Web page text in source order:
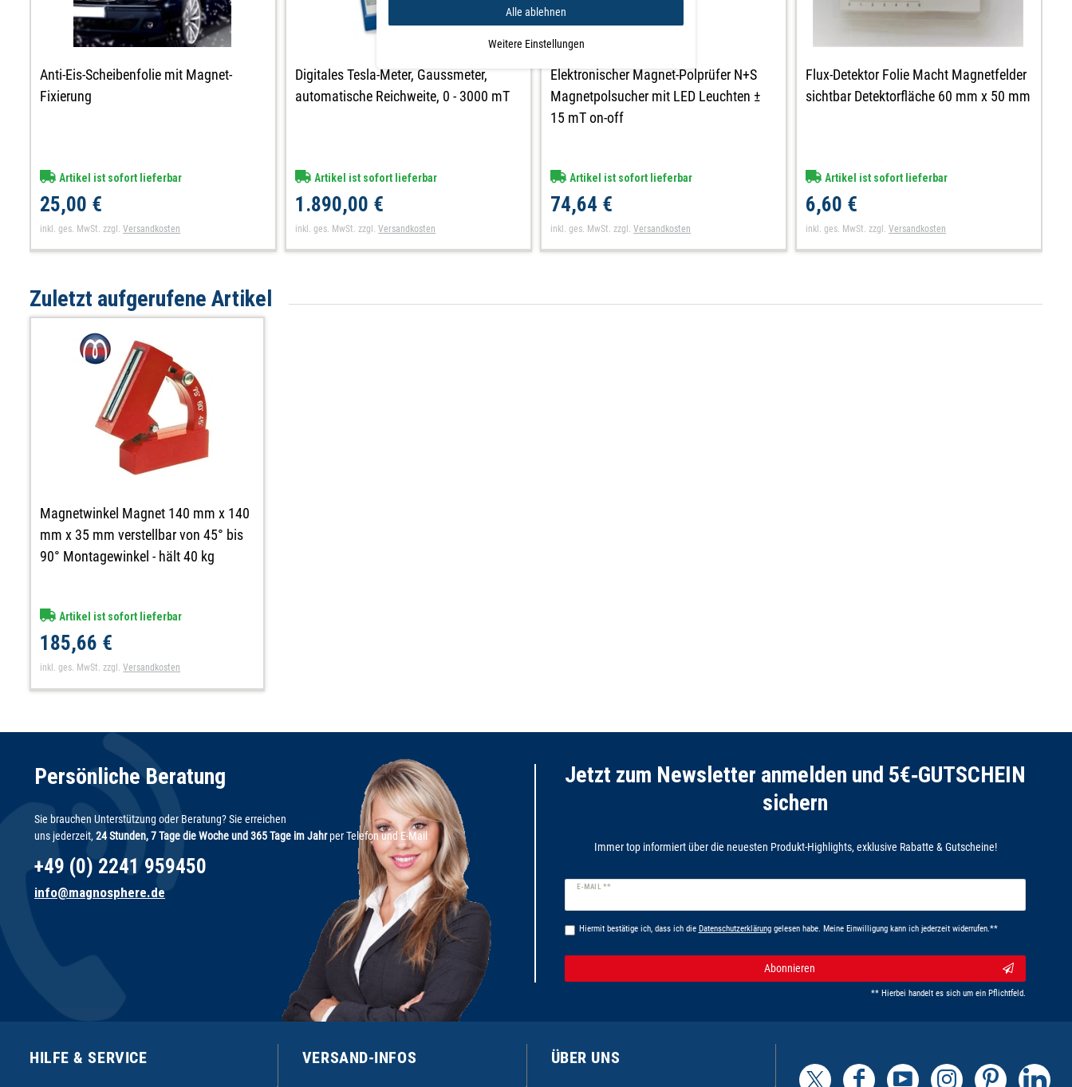
Anti-Eis-Scheibenfolie mit Magnet-
Fixierung
Artikel ist sofort lieferbar
25,00 €
inkl. ges. MwSt. zzgl.Versandkosten
Digitales Tesla-Meter, Gaussmeter,
automatische Reichweite, 0 - 3000 mT
Artikel ist sofort lieferbar
1.890,00 €
inkl. ges. MwSt. zzgl.Versandkosten
Elektronischer Magnet-Polprüfer N+S
Magnetpolsucher mit LED Leuchten ±
15 mT on-off
Artikel ist sofort lieferbar
74,64 €
inkl. ges. MwSt. zzgl.Versandkosten
Flux-Detektor Folie Macht Magnetfelder
sichtbar Detektorfläche 60 mm x 50 mm
Artikel ist sofort lieferbar
6,60 €
inkl. ges. MwSt. zzgl.Versandkosten
Zuletzt aufgerufene Artikel
Magnetwinkel Magnet 140 mm x 140
mm x 35 mm verstellbar von 45° bis
90° Montagewinkel - hält 40 kg
Artikel ist sofort lieferbar
185,66 €
inkl. ges. MwSt. zzgl.Versandkosten
Persönliche Beratung
Sie brauchen Unterstützung oder Beratung? Sie erreichen
uns jederzeit, 24 Stunden, 7 Tage die Woche und 365 Tage im Jahrper Telefon und E-Mail
+49 (0) 2241 959450
info@magnosphere.de
Jetzt zum Newsletter anmelden und 5€‑GUTSCHEIN
sichern
Immer top informiert über die neuesten Produkt-Highlights, exklusive Rabatte & Gutscheine!
E-MAIL **
Newsletter
Hiermit bestätige ich, dass ich die Daten­schutz­erklärunggelesen habe. Meine Einwilligung kann ich jederzeit widerrufen.**
Abonnieren
** Hierbei handelt es sich um ein Pflichtfeld.
HILFE & SERVICE VERSAND-INFOS ÜBER UNS
Alle ablehnen
Weitere Einstellungen